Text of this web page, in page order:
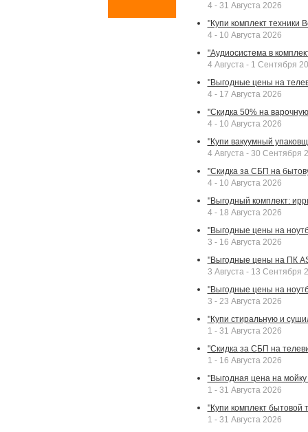
4 - 31 Августа 2026
"Купи комплект техники
4 - 10 Августа 2026
"Аудиосистема в
4 Августа - 1 Сентября
"Выгодные цены на
4 - 17 Августа 2026
"Скидка 50% на
4 - 10 Августа 2026
"Купи вакуумный
4 Августа - 30 Сентября
"Скидка за СБП на
4 - 10 Августа 2026
"Выгодный комплект:
4 - 18 Августа 2026
"Выгодные цены на
3 - 16 Августа 2026
"Выгодные цены на ПК
3 Августа - 13 Сентября
"Выгодные цены на
3 - 23 Августа 2026
"Купи стиральную и
1 - 31 Августа 2026
"Скидка за СБП на
1 - 16 Августа 2026
"Выгодная цена на
1 - 31 Августа 2026
"Купи комплект бытовой
1 - 31 Августа 2026